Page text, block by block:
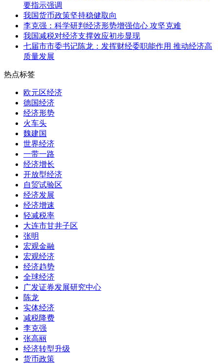
要指示强调
我国货币政策坚持稳健取向
李克强：科学研判经济形势增强信心 攻坚克难
我国减税对经济支撑效应初步显现
七届市市委书记陈龙：发挥财经委职能作用 推动经济高
质量发展
热点标签
欧元区经济
德国经济
经济形势
火车头
魏建国
世界经济
一带一路
经济增长
开放型经济
自贸试验区
经济发展
经济增速
轻减税率
大连市甘井子区
张明
宏观金融
宏观经济
经济趋势
全球经济
广发证券发展研究中心
陈龙
实体经济
减税降费
李克强
张高丽
经济转型升级
货币政策